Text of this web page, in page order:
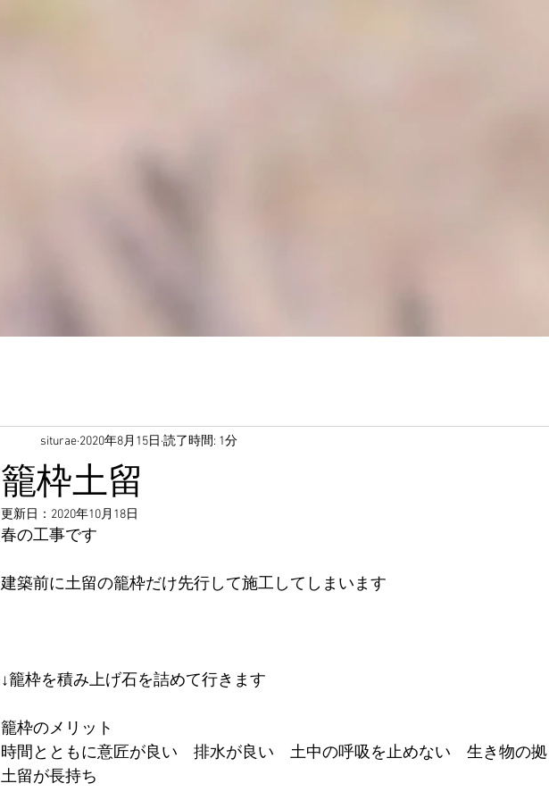
籠枠土留
siturae 2020年8月15日 読了時間: 1分
更新日： 2020年10月18日
春の工事です
建築前に土留の籠枠だけ先行して施工してしまいます
↓籠枠を積み上げ石を詰めて行きます
籠枠のメリット
時間とともに意匠が良い　排水が良い　土中の呼吸を止めない　生き物の
土留が長持ち